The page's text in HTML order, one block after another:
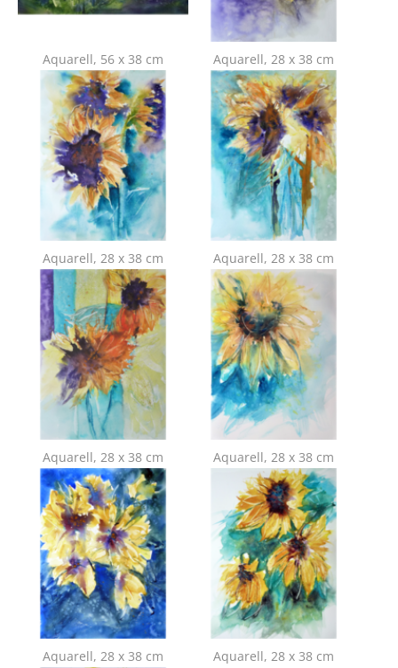
Aquarell, 56 x 38 cm Aquarell, 28 x 38 cm
Show larger version for:
Aquarell, 28 x 38 cm
Show larger version for:
Aquarell, 28 x 38 cm
Show larger version for:
Aquarell, 28 x 38 cm
Show larger version for:
Aquarell, 28 x 38 cm
Show larger version for:
Aquarell, 28 x 38 cm
Show larger version for:
Aquarell, 28 x 38 cm